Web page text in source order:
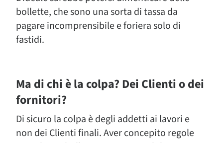
bollette, che sono una sorta di tassa da
pagare incomprensibile e foriera solo di
fastidi.
Ma di chi è la colpa? Dei Clienti o dei
fornitori?
Di sicuro la colpa è degli addetti ai lavori e
non dei Clienti finali. Aver concepito regole